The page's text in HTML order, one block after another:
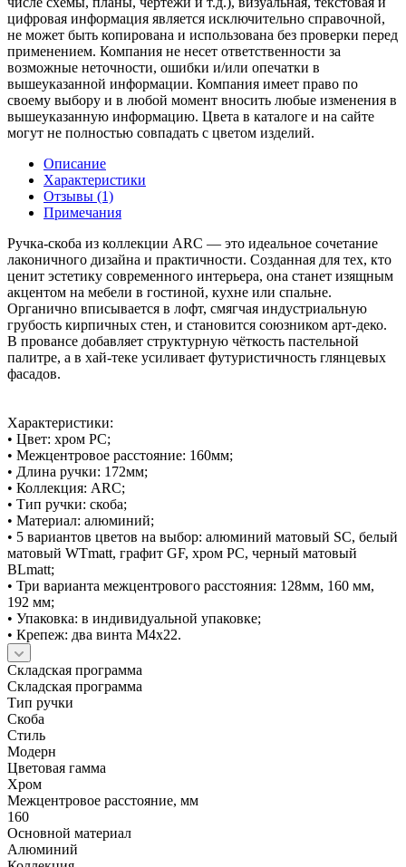
цифровая информация является исключительно справочной,
не может быть копирована и использована без проверки перед
применением. Компания не несет ответственности за
возможные неточности, ошибки и/или опечатки в
вышеуказанной информации. Компания имеет право по
своему выбору и в любой момент вносить любые изменения в
вышеуказанную информацию. Цвета в каталоге и на сайте
могут не полностью совпадать с цветом изделий.
Описание
Характеристики
Отзывы (1)
Примечания
Ручка-скоба из коллекции ARC — это идеальное сочетание
лаконичного дизайна и практичности. Созданная для тех, кто
ценит эстетику современного интерьера, она станет изящным
акцентом на мебели в гостиной, кухне или спальне.
Органично вписывается в лофт, смягчая индустриальную
грубость кирпичных стен, и становится союзником арт-деко.
В провансе добавляет структурную чёткость пастельной
палитре, а в хай-теке усиливает футуристичность глянцевых
фасадов.
Характеристики:
• Цвет: хром PC;
• Межцентровое расстояние: 160мм;
• Длина ручки: 172мм;
• Коллекция: ARC;
• Тип ручки: скоба;
• Материал: алюминий;
• 5 вариантов цветов на выбор: алюминий матовый SC, белый
матовый WTmatt, графит GF, хром PC, черный матовый
BLmatt;
• Три варианта межцентрового расстояния: 128мм, 160 мм,
192 мм;
• Упаковка: в индивидуальной упаковке;
• Крепеж: два винта М4х22.
Складская программа
Складская программа
Тип ручки
Скоба
Стиль
Модерн
Цветовая гамма
Хром
Межцентровое расстояние, мм
160
Основной материал
Алюминий